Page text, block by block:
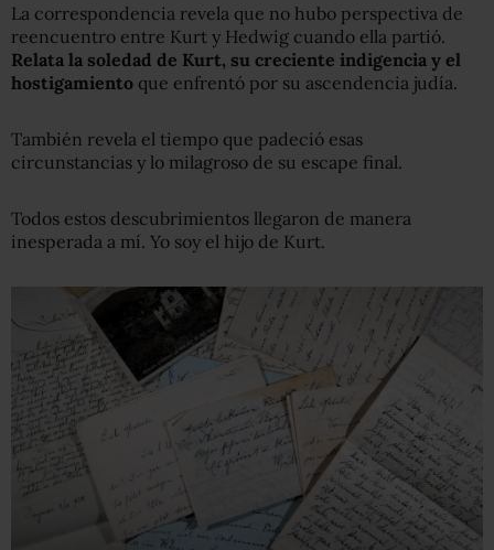
La correspondencia revela que no hubo perspectiva de
reencuentro entre Kurt y Hedwig cuando ella partió.
Relata la soledad de Kurt, su creciente indigencia y el
hostigamiento que enfrentó por su ascendencia judía.
También revela el tiempo que padeció esas
circunstancias y lo milagroso de su escape final.
Todos estos descubrimientos llegaron de manera
inesperada a mí. Yo soy el hijo de Kurt.